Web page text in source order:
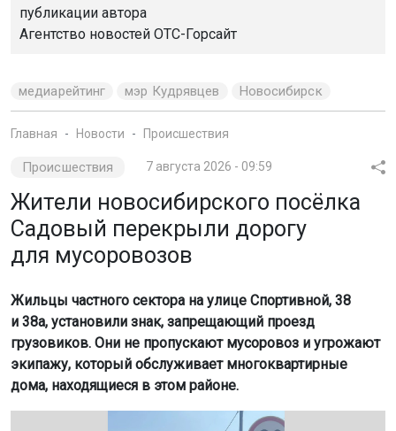
публикации автора
Агентство новостей ОТС-Горсайт
медиарейтинг мэр Кудрявцев Новосибирск
Главная Новости Происшествия
Происшествия 7 августа 2026 - 09:59
Жители новосибирского посёлка
Садовый перекрыли дорогу
для мусоровозов
Жильцы частного сектора на улице Спортивной, 38
и 38а, установили знак, запрещающий проезд
грузовиков. Они не пропускают мусоровоз и угрожают
экипажу, который обслуживает многоквартирные
дома, находящиеся в этом районе.